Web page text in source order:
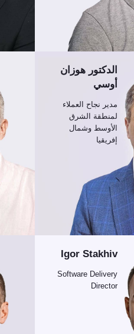
الدكتور هوزان
أوسي
مدير نجاح العملاء
لمنطقة الشرق
الأوسط وشمال
إفريقيا
Igor Stakhiv
Software Delivery
Director